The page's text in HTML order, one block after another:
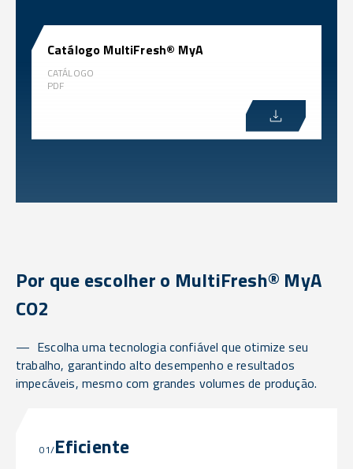
Catálogo MultiFresh® MyA
CATÁLOGO
PDF
Por que escolher o MultiFresh® MyA
CO2
Escolha uma tecnologia confiável que otimize seu
trabalho, garantindo alto desempenho e resultados
impecáveis, mesmo com grandes volumes de produção.
01/Eficiente